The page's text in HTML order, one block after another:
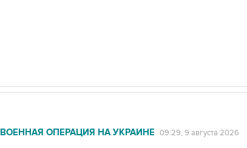
ВОЕННАЯ ОПЕРАЦИЯ НА УКРАИНЕ 09:29, 9 августа 2026